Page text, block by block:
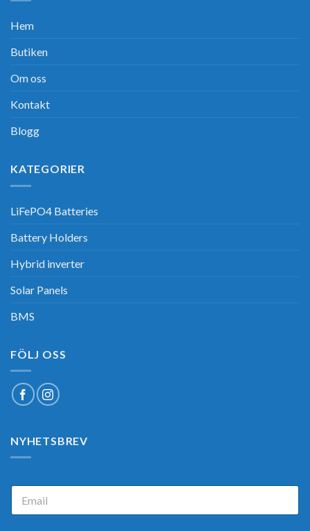
Hem
Butiken
Om oss
Kontakt
Blogg
KATEGORIER
LiFePO4 Batteries
Battery Holders
Hybrid inverter
Solar Panels
BMS
FÖLJ OSS
NYHETSBREV
E
a